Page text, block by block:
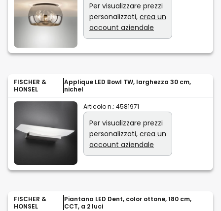
Per visualizzare prezzi
personalizzati, crea un
account aziendale
FISCHER &
HONSEL
Applique LED Bowl TW, larghezza 30 cm,
nichel
Articolo n.: 4581971
Per visualizzare prezzi
personalizzati, crea un
account aziendale
FISCHER &
HONSEL
Piantana LED Dent, color ottone, 180 cm,
CCT, a 2 luci